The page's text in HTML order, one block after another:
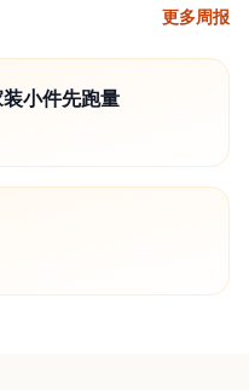
更多周报
小件先跑量